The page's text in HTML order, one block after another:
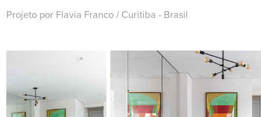
Projeto por Flavia Franco / Curitiba - Brasil